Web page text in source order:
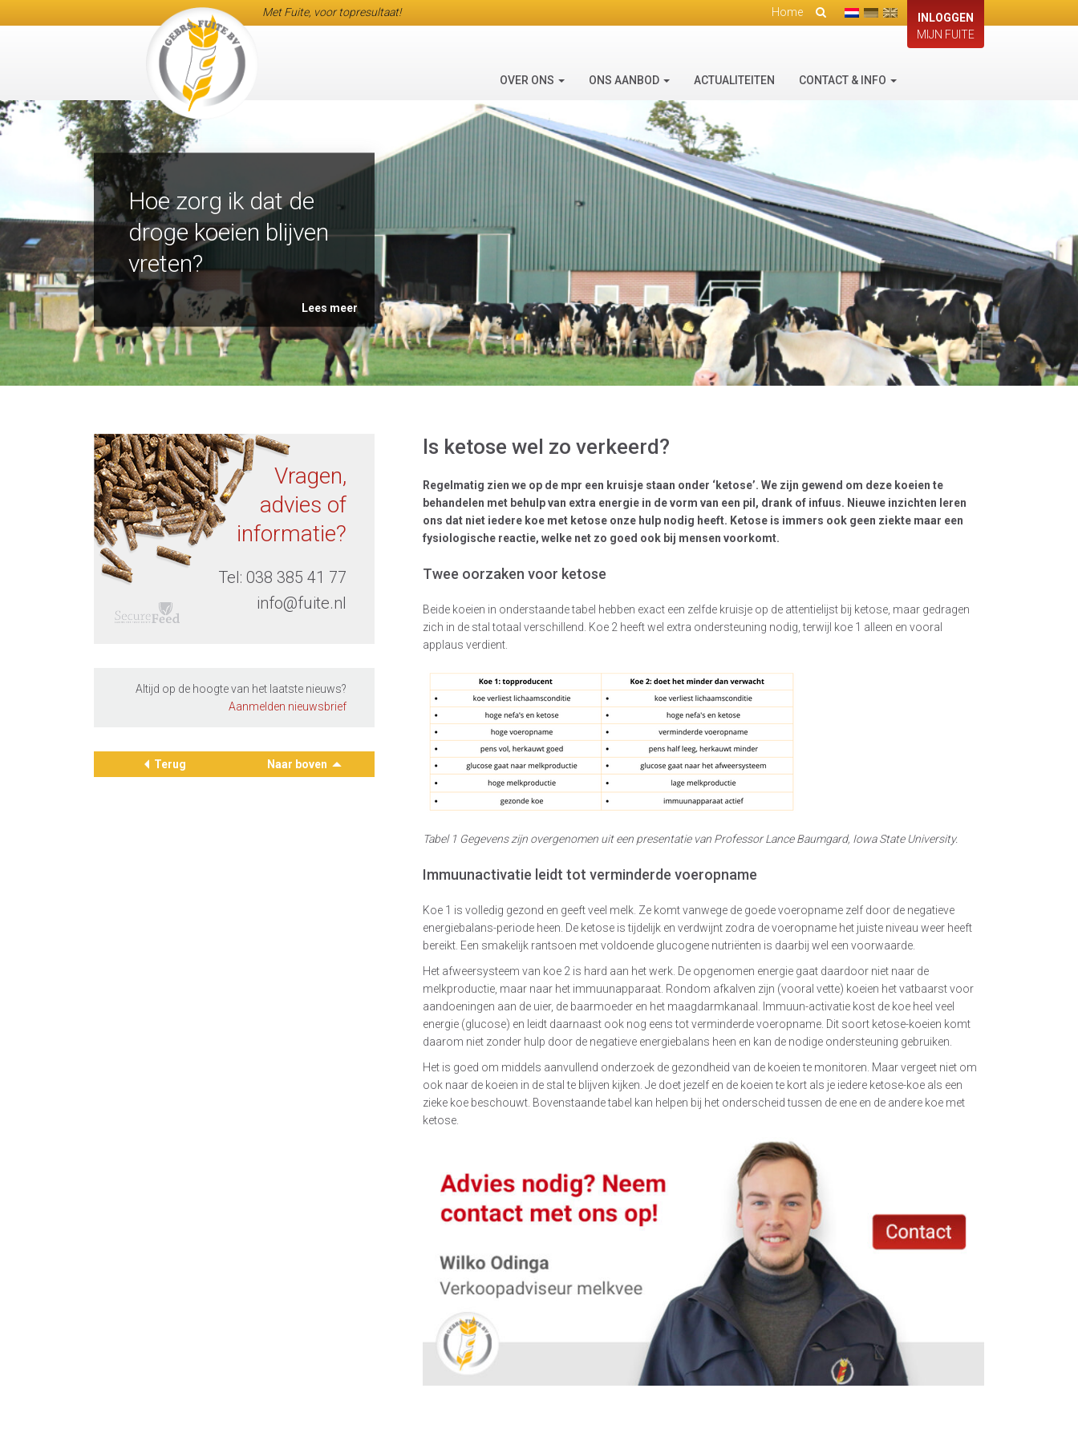
Met Fuite, voor topresultaat! Home
INLOGGEN
MIJN FUITE
OVER ONS ONS AANBOD ACTUALITEITEN CONTACT & INFO
Hoe zorg ik dat de
droge koeien blijven
vreten?
Lees meer
Vragen,
advies of
informatie?
Tel: 038 385 41 77
info@fuite.nl
Altijd op de hoogte van het laatste nieuws?
Aanmelden nieuwsbrief
Terug Naar boven
Is ketose wel zo verkeerd?
Regelmatig zien we op de mpr een kruisje staan onder ‘ketose’. We zijn gewend om deze koeien te
behandelen met behulp van extra energie in de vorm van een pil, drank of infuus. Nieuwe inzichten leren
ons dat niet iedere koe met ketose onze hulp nodig heeft. Ketose is immers ook geen ziekte maar een
fysiologische reactie, welke net zo goed ook bij mensen voorkomt.
Twee oorzaken voor ketose
Beide koeien in onderstaande tabel hebben exact een zelfde kruisje op de attentielijst bij ketose, maar gedragen
zich in de stal totaal verschillend. Koe 2 heeft wel extra ondersteuning nodig, terwijl koe 1 alleen en vooral
applaus verdient.
Tabel 1 Gegevens zijn overgenomen uit een presentatie van Professor Lance Baumgard, Iowa State University.
Immuunactivatie leidt tot verminderde voeropname
Koe 1 is volledig gezond en geeft veel melk. Ze komt vanwege de goede voeropname zelf door de negatieve
energiebalans-periode heen. De ketose is tijdelijk en verdwijnt zodra de voeropname het juiste niveau weer heeft
bereikt. Een smakelijk rantsoen met voldoende glucogene nutriënten is daarbij wel een voorwaarde.
Het afweersysteem van koe 2 is hard aan het werk. De opgenomen energie gaat daardoor niet naar de
melkproductie, maar naar het immuunapparaat. Rondom afkalven zijn (vooral vette) koeien het vatbaarst voor
aandoeningen aan de uier, de baarmoeder en het maagdarmkanaal. Immuun-activatie kost de koe heel veel
energie (glucose) en leidt daarnaast ook nog eens tot verminderde voeropname. Dit soort ketose-koeien komt
daarom niet zonder hulp door de negatieve energiebalans heen en kan de nodige ondersteuning gebruiken.
Het is goed om middels aanvullend onderzoek de gezondheid van de koeien te monitoren. Maar vergeet niet om
ook naar de koeien in de stal te blijven kijken. Je doet jezelf en de koeien te kort als je iedere ketose-koe als een
zieke koe beschouwt. Bovenstaande tabel kan helpen bij het onderscheid tussen de ene en de andere koe met
ketose.